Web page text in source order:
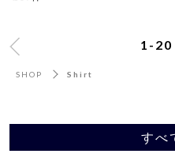
1-
SHOP Shirt
すべ